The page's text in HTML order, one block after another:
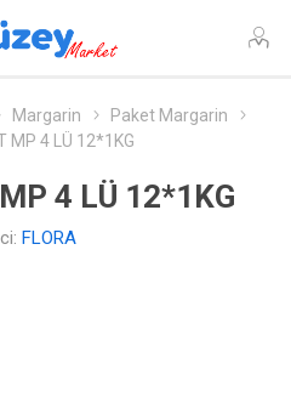
Margarin
Paket Margarin
MP 4 LÜ 12*1KG
4 LÜ 12*1KG
FLORA